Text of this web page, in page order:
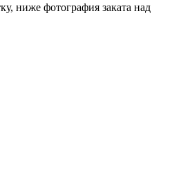
ниже фотография заката над